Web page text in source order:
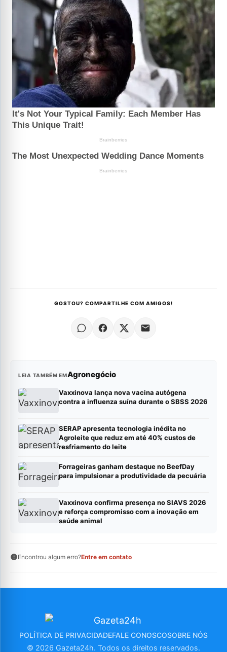
GOSTOU? COMPARTILHE COM AMIGOS!
LEIA TAMBÉM EMAgronegócio
Vaxxinova lança nova vacina autógena
contra a influenza suína durante o SBSS 2026
SERAP apresenta tecnologia inédita no
Agroleite que reduz em até 40% custos de
resfriamento do leite
Forrageiras ganham destaque no BeefDay
para impulsionar a produtividade da pecuária
Vaxxinova confirma presença no SIAVS 2026
e reforça compromisso com a inovação em
saúde animal
Encontrou algum erro?Entre em contato
POLÍTICA DE PRIVACIDADEFALE CONOSCOSOBRE NÓS
© 2026 Gazeta24h. Todos os direitos reservados.